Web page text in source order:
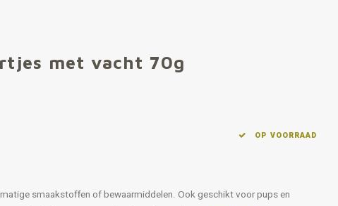
met vacht 70g
OP VOORRAAD
smaakstoffen of bewaarmiddelen. Ook geschikt voor pups en